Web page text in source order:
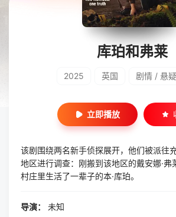
库珀和弗莱
2025 英国 剧情 / 悬
立即播放
该剧围绕两名新手侦探展开，他们被派往
地区进行调查：刚搬到该地区的戴安娜·弗
村庄里生活了一辈子的本·库珀。
导演：
未知